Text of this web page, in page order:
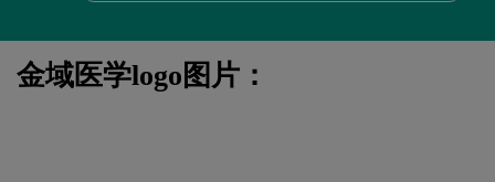
金域医学logo图片：